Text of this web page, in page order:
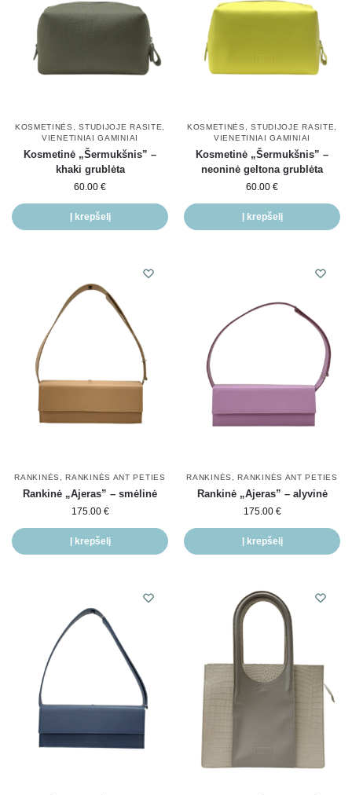
KOSMETINĖS ,STUDIJOJE RASITE,
VIENETINIAI GAMINIAI
Kosmetinė „Šermukšnis” –
khaki grublėta
60.00 €
Į krepšelį
KOSMETINĖS ,STUDIJOJE RASITE,
VIENETINIAI GAMINIAI
Kosmetinė „Šermukšnis” –
neoninė geltona grublėta
60.00 €
Į krepšelį
RANKINĖS ,RANKINĖS ANT PETIES
Rankinė „Ajeras” – smėlinė
175.00 €
Į krepšelį
RANKINĖS ,RANKINĖS ANT PETIES
Rankinė „Ajeras” – alyvinė
175.00 €
Į krepšelį